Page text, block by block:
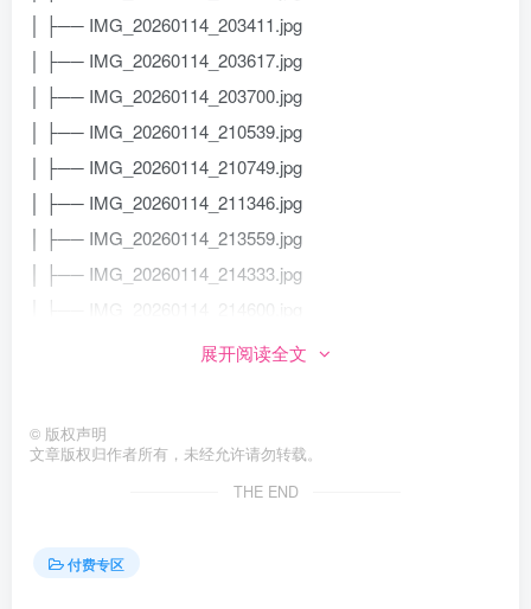
│ ├── IMG_20260114_203411.jpg
│ ├── IMG_20260114_203617.jpg
│ ├── IMG_20260114_203700.jpg
│ ├── IMG_20260114_210539.jpg
│ ├── IMG_20260114_210749.jpg
│ ├── IMG_20260114_211346.jpg
│ ├── IMG_20260114_213559.jpg
│ ├── IMG_20260114_214333.jpg
│ ├── IMG_20260114_215055.jpg
│ ├── IMG_20260114_220341.jpg
│ ├── IMG_20260114_220547.jpg
│ ├── IMG_20260114_221408.jpg
展开阅读全文
© 版权声明
文章版权归作者所有，未经允许请勿转载。
THE END
付费专区